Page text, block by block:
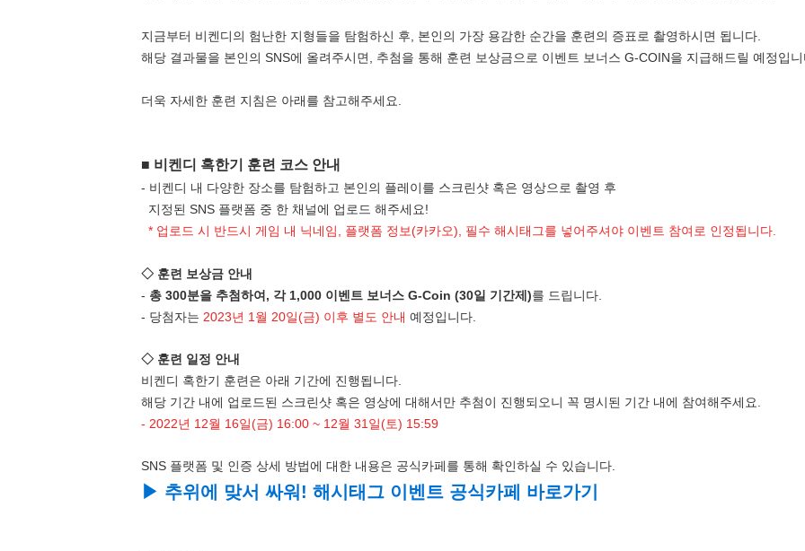
지금부터 비켄디의 험난한 지형들을 탐험하신 후, 본인의 가장 용감한 순간을 훈련의 증표로 촬영하시면 됩니다.
해당 결과물을 본인의 SNS에 올려주시면, 추첨을 통해 훈련 보상금으로 이벤트 보너스 G-COIN을 지급해드릴 예정입
더욱 자세한 훈련 지침은 아래를 참고해주세요.
■ 비켄디 혹한기 훈련 코스 안내
- 비켄디 내 다양한 장소를 탐험하고 본인의 플레이를 스크린샷 혹은 영상으로 촬영 후
지정된 SNS 플랫폼 중 한 채널에 업로드 해주세요!
* 업로드 시 반드시 게임 내 닉네임, 플랫폼 정보(카카오), 필수 해시태그를 넣어주셔야 이벤트 참여로 인정됩니다.
◇ 훈련 보상금 안내
- 총 300분을 추첨하여, 각 1,000 이벤트 보너스 G-Coin (30일 기간제)를 드립니다.
- 당첨자는 2023년 1월 20일(금) 이후 별도 안내 예정입니다.
◇ 훈련 일정 안내
비켄디 혹한기 훈련은 아래 기간에 진행됩니다.
해당 기간 내에 업로드된 스크린샷 혹은 영상에 대해서만 추첨이 진행되오니 꼭 명시된 기간 내에 참여해주세요.
- 2022년 12월 16일(금) 16:00 ~ 12월 31일(토) 15:59
SNS 플랫폼 및 인증 상세 방법에 대한 내용은 공식카페를 통해 확인하실 수 있습니다.
▶ 추위에 맞서 싸워! 해시태그 이벤트 공식카페 바로가기